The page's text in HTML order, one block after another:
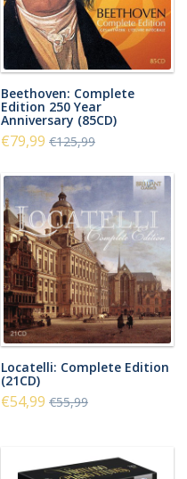
Beethoven: Complete
Edition 250 Year
Anniversary (85CD)
€79,99 €125,99
Locatelli: Complete Edition
(21CD)
€54,99 €55,99